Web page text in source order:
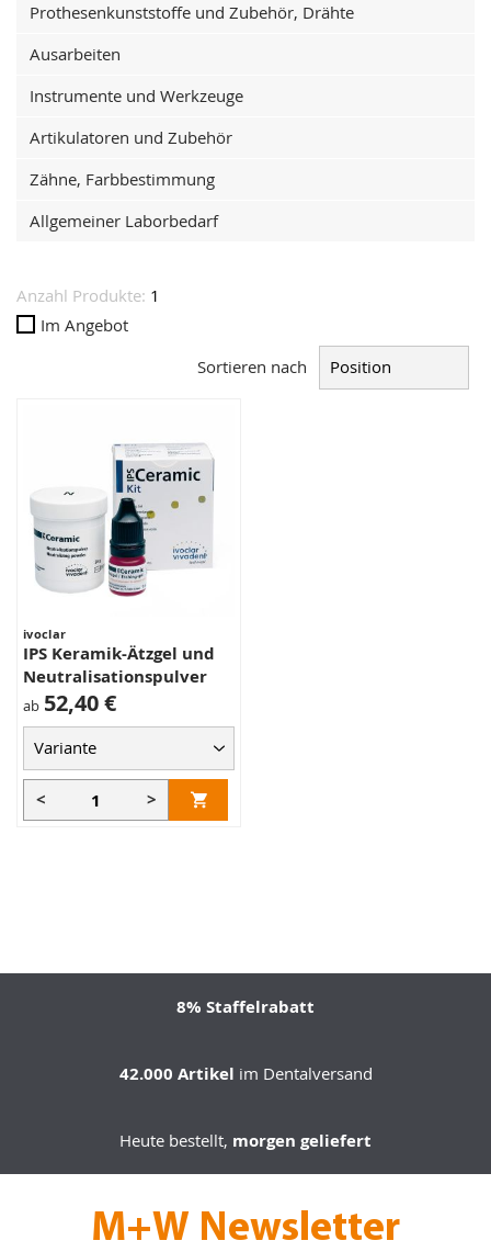
Anzahl Produkte: 1
Im Angebot
Sortieren nach
ivoclar
IPS Keramik-Ätzgel und
Neutralisationspulver
ab 52,40 €
< >
Prothesenkunststoffe und Zubehör, Drähte
Ausarbeiten
Instrumente und Werkzeuge
Artikulatoren und Zubehör
Zähne, Farbbestimmung
Allgemeiner Laborbedarf
8% Staffelrabatt
42.000 Artikel im Dentalversand
Heute bestellt, morgen geliefert
M+W Newsletter